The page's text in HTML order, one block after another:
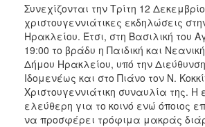
Συνεχίζονται την Τρίτη 12
χριστουγεννιάτικες εκδηλώσεις
Ηρακλείου. Έτσι, στη Βασιλική του
19:00 το βράδυ η Παιδική και
Δήμου Ηρακλείου, υπό την Διεύθυνση
Ιδομενέως και στο Πιάνο τον Ν.
Χριστουγεννιάτικη συναυλία της. Η
ελεύθερη για το κοινό ενώ όποιος
να προσφέρει τρόφιμα μακράς